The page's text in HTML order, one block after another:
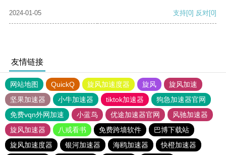
2024-01-05 支持[0] 反对[0]
友情链接
网站地图 QuickQ 旋风加速度器 旋风
旋风加速
坚果加速器
小牛加速器 tiktok加速器
狗急加速器官网
免费vqn外网加速
小蓝鸟 优途加速器官网
风驰加速器
旋风加速器
八戒看书 免费跨墙软件
巴博下载站
旋风加速度器
银河加速器 海鸥加速器 快橙加速器